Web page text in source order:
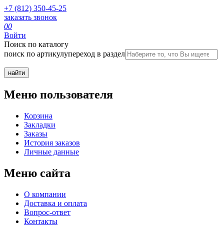
+7 (812) 350-45-25
заказать звонок
00
Войти
Поиск по каталогу
поиск по артикулупереход в раздел
Меню пользователя
Корзина
Закладки
Заказы
История заказов
Личные данные
Меню сайта
О компании
Доставка и оплата
Вопрос-ответ
Контакты